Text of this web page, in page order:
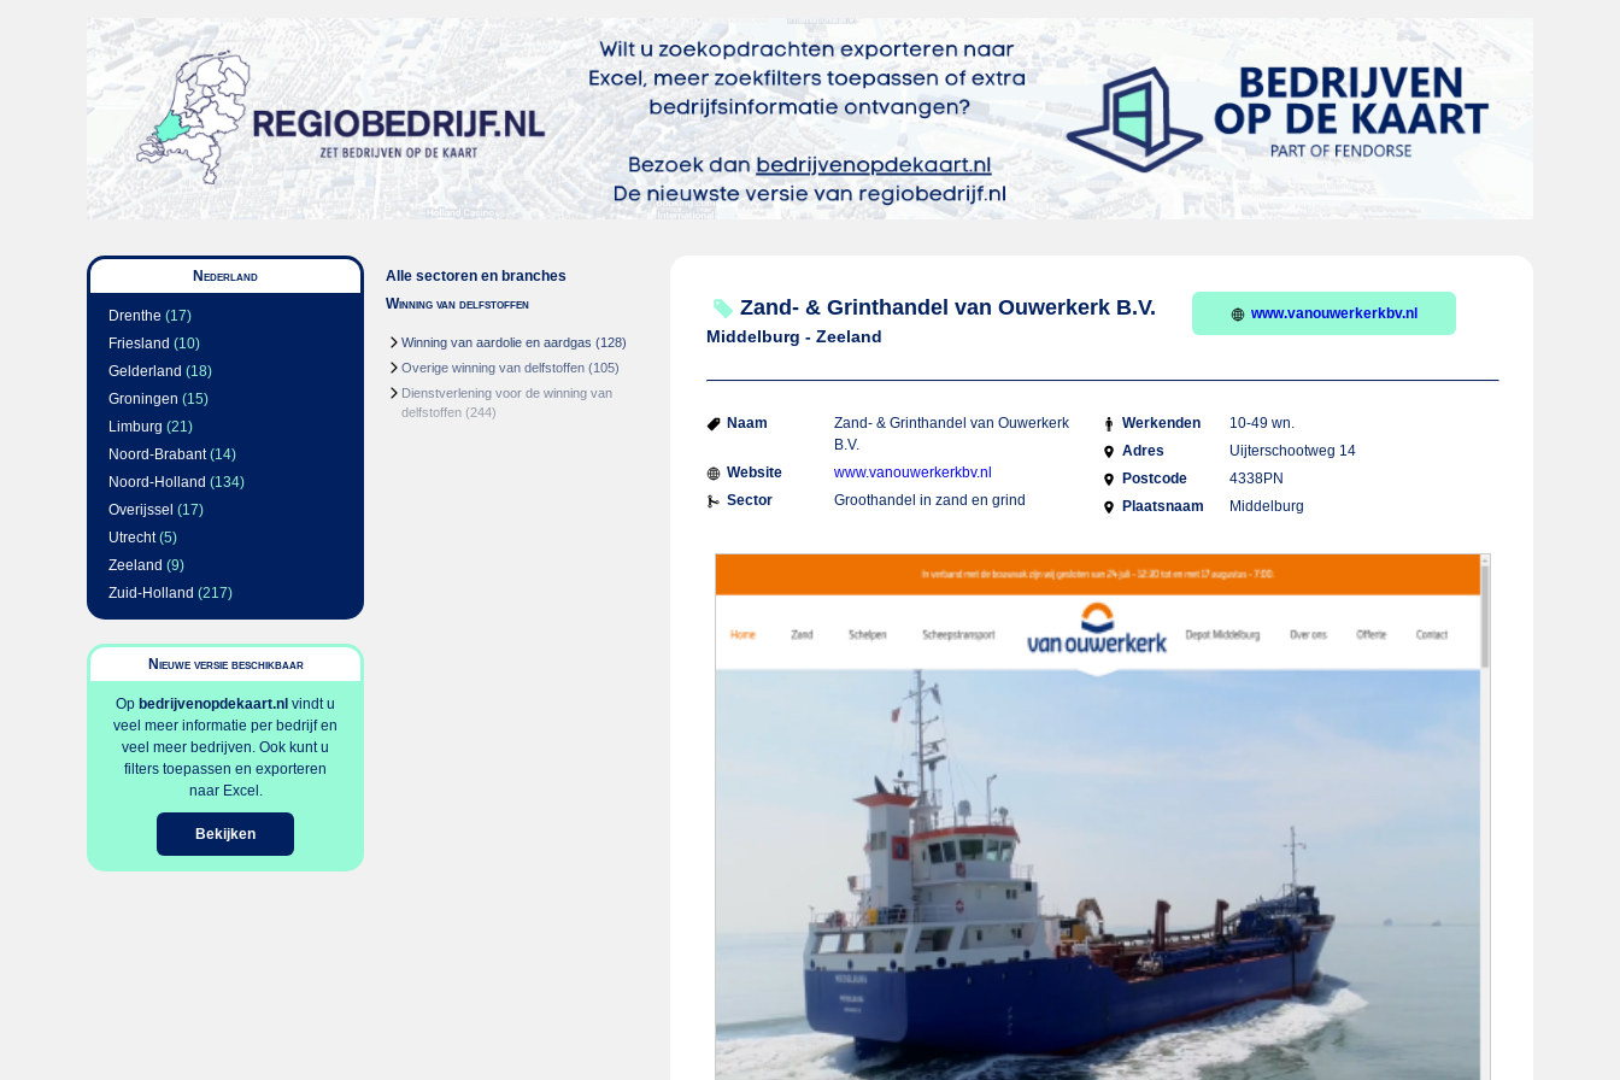
Nederland
Drenthe (17)
Friesland (10)
Gelderland (18)
Groningen (15)
Limburg (21)
Noord-Brabant(14)
Noord-Holland (134)
Overijssel (17)
Utrecht(5)
Zeeland (9)
Zuid-Holland (217)
Nieuwe versie beschikbaar
Op bedrijvenopdekaart.nl vindt u
veel meer informatie per bedrijf en
veel meer bedrijven. Ook kunt u
filters toepassen en exporteren
naar Excel.
Bekijken
Alle sectoren en branches
Winning van delfstoffen
Winning van aardolie en aardgas (128)
Overige winning van delfstoffen (105)
Dienstverlening voor de winning van
delfstoffen (244)
Zand- & Grinthandel van Ouwerkerk B.V.
Middelburg - Zeeland
www.vanouwerkerkbv.nl
Naam
Zand- & Grinthandel van Ouwerkerk
B.V.
Website
www.vanouwerkerkbv.nl
Sector
Groothandel in zand en grind
Werkenden
10-49 wn.
Adres
Uijterschootweg 14
Postcode
4338PN
Plaatsnaam
Middelburg